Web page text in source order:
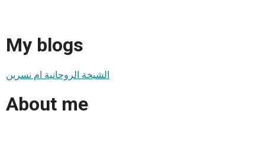
My blogs
الشيخة الروحانية ام نسرين
About me